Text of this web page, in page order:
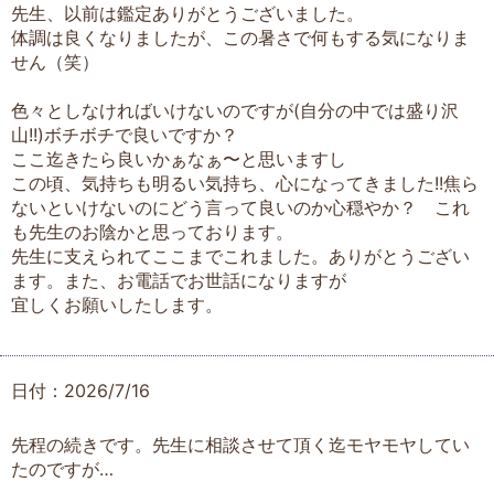
先生、以前は鑑定ありがとうございました。
体調は良くなりましたが、この暑さで何もする気になりま
せん（笑）
色々としなければいけないのですが(自分の中では盛り沢
山!!)ボチボチで良いですか？
ここ迄きたら良いかぁなぁ〜と思いますし
この頃、気持ちも明るい気持ち、心になってきました!!焦ら
ないといけないのにどう言って良いのか心穏やか？ これ
も先生のお陰かと思っております。
先生に支えられてここまでこれました。ありがとうござい
ます。また、お電話でお世話になりますが
宜しくお願いしたします。
日付：2026/7/16
先程の続きです。先生に相談させて頂く迄モヤモヤしてい
たのですが…